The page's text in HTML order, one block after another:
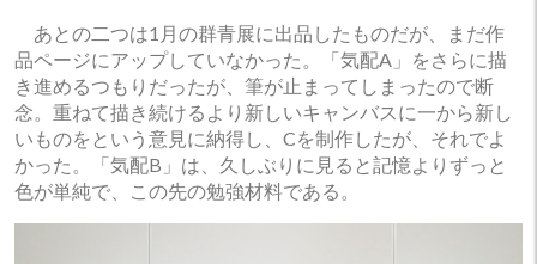
あとの二つは1月の群青展に出品したものだが、まだ作
品ページにアップしていなかった。「気配A」をさらに描
き進めるつもりだったが、筆が止まってしまったので断
念。重ねて描き続けるより新しいキャンバスに一から新し
いものをという意見に納得し、Cを制作したが、それでよ
かった。「気配B」は、久しぶりに見ると記憶よりずっと
色が単純で、この先の勉強材料である。